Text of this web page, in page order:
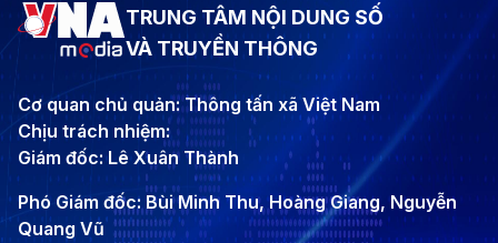
TRUNG TÂM NỘI DUNG SỐ
VÀ TRUYỀN THÔNG
Cơ quan chủ quản: Thông tấn xã Việt Nam
Chịu trách nhiệm:
Giám đốc: Lê Xuân Thành
Phó Giám đốc: Bùi Minh Thu, Hoàng Giang, Nguyễn
Quang Vũ